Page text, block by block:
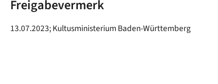
Freigabevermerk
13.07.2023; Kultusministerium Baden-Württemberg